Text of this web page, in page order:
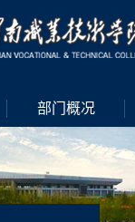
部门概况